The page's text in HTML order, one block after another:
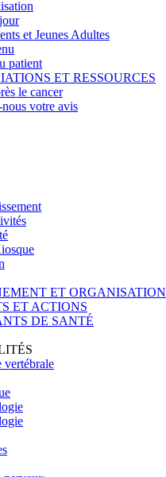
et Jeunes Adultes
patient
ET RESSOURCES
le cancer
votre avis
ET ORGANISATION
ET ACTIONS
DE SANTÉ
vertébrale